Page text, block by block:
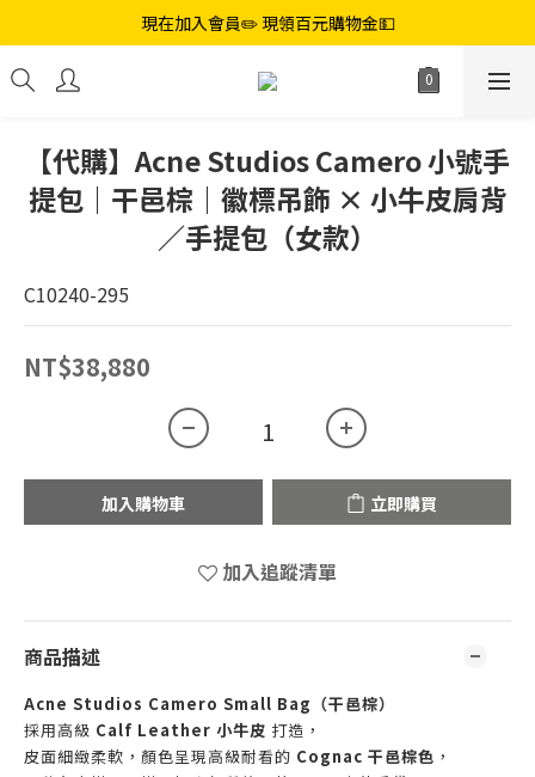
現在加入會員✏️ 現領百元購物金💵
【代購】Acne Studios Camero 小號手
提包｜干邑棕｜徽標吊飾 × 小牛皮肩背
／手提包（女款）
C10240-295
NT$38,880
加入購物車 立即購買
加入追蹤清單
商品描述
Acne Studios Camero Small Bag（干邑棕）
採用高級 Calf Leather 小牛皮 打造，
皮面細緻柔軟，顏色呈現高級耐看的 Cognac 干邑棕色 ，